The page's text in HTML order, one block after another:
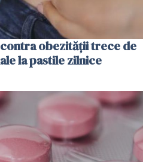
obezității trece de
la pastile zilnice